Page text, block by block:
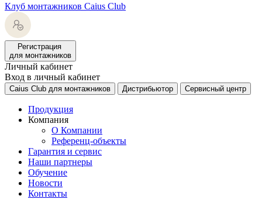
Клуб монтажников Caius Club
Регистрация
для монтажников
Личный кабинет
Вход в личный кабинет
Caius Club для монтажников Дистрибьютор Сервисный центр
Продукция
Компания
О Компании
Референц-объекты
Гарантия и сервис
Наши партнеры
Обучение
Новости
Контакты